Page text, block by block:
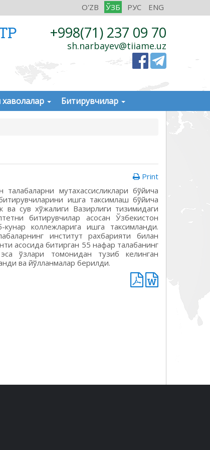
O'ZB ЎЗБ РУС ENG
+998(71) 237 09 70
sh.narbayev@tiiame.uz
Битирувчилар
Print
мутаxассисликлари бўйича
ишга таксимлаш бўйича
сув xўжалиги Вазирлиги тизимидаги
битирувчилар асосан Ўзбекистон
кунар коллежларига ишга таксимланди.
институт рахбарияти билан
асосида битирган 55 нафар талабанинг
ўзлари томонидан тузиб келинган
ва йўлланмалар берилди.